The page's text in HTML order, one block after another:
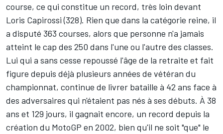
course, ce qui constitue un record, très loin devant
Loris Capirossi (328). Rien que dans la catégorie reine, il
a disputé 363 courses, alors que personne n'a jamais
atteint le cap des 250 dans l'une ou l'autre des classes.
Lui qui a sans cesse repoussé l'âge de la retraite et fait
figure depuis déjà plusieurs années de vétéran du
championnat, continue de livrer bataille à 42 ans face à
des adversaires qui n'étaient pas nés à ses débuts. À 38
ans et 129 jours, il gagnait encore, un record depuis la
création du MotoGP en 2002, bien qu'il ne soit "que" le